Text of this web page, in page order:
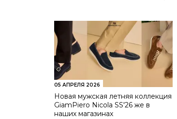
05 АПРЕЛЯ 2026
Новая мужская летняя коллекция
GiamPiero Nicola SS'26 же в
наших магазинах